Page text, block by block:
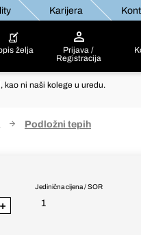
Karijera
želja
Prijava /
Registracija
kao ni naši kolege u uredu.
Podložni tepih
Jedinična cijena / SOR
1
+